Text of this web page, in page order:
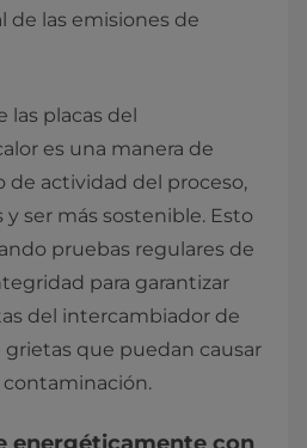
de las emisiones de
las placas del
es una manera de
de actividad del proceso,
ser más sostenible. Esto
pruebas regulares de
para garantizar
del intercambiador de
grietas que puedan causar
contaminación.